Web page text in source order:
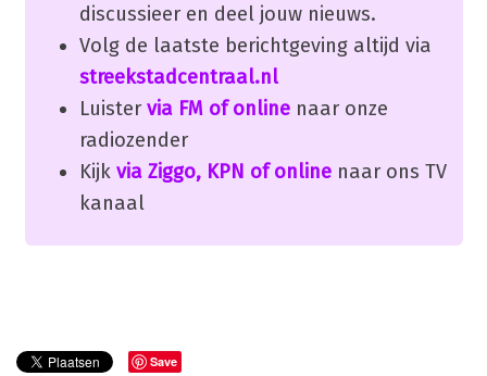
discussieer en deel jouw nieuws.
Volg de laatste berichtgeving altijd via
streekstadcentraal.nl
Luister via FM of onlinenaar onze
radiozender
Kijk via Ziggo, KPN of onlinenaar ons TV
kanaal
Save